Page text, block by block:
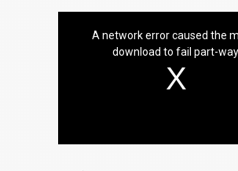
A network error caused the
download to fail part-way.